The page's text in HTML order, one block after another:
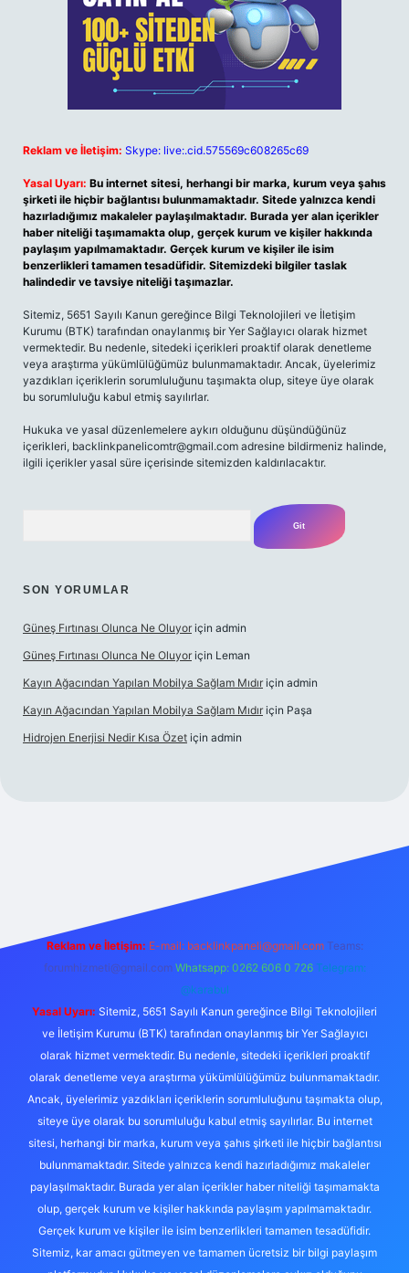
Reklam ve İletişim: Skype: live:.cid.575569c608265c69
Yasal Uyarı: Bu internet sitesi, herhangi bir marka, kurum veya şahıs
şirketi ile hiçbir bağlantısı bulunmamaktadır. Sitede yalnızca kendi
hazırladığımız makaleler paylaşılmaktadır. Burada yer alan içerikler
haber niteliği taşımamakta olup, gerçek kurum ve kişiler hakkında
paylaşım yapılmamaktadır. Gerçek kurum ve kişiler ile isim
benzerlikleri tamamen tesadüfidir. Sitemizdeki bilgiler taslak
halindedir ve tavsiye niteliği taşımazlar.
Sitemiz, 5651 Sayılı Kanun gereğince Bilgi Teknolojileri ve İletişim
Kurumu (BTK) tarafından onaylanmış bir Yer Sağlayıcı olarak hizmet
vermektedir. Bu nedenle, sitedeki içerikleri proaktif olarak denetleme
veya araştırma yükümlülüğümüz bulunmamaktadır. Ancak, üyelerimiz
yazdıkları içeriklerin sorumluluğunu taşımakta olup, siteye üye olarak
bu sorumluluğu kabul etmiş sayılırlar.
Hukuka ve yasal düzenlemelere aykırı olduğunu düşündüğünüz
içerikleri, backlinkpanelicomtr@gmail.com adresine bildirmeniz halinde,
ilgili içerikler yasal süre içerisinde sitemizden kaldırılacaktır.
SON YORUMLAR
Güneş Fırtınası Olunca Ne Oluyor için admin
Güneş Fırtınası Olunca Ne Oluyor için Leman
Kayın Ağacından Yapılan Mobilya Sağlam Mıdır için admin
Kayın Ağacından Yapılan Mobilya Sağlam Mıdır için Paşa
Hidrojen Enerjisi Nedir Kısa Özet için admin
Reklam ve İletişim: E-mail: backlinkpaneli@gmail.com Teams:
forumhizmeti@gmail.com Whatsapp: 0262 606 0 726 Telegram:
@karabul
Yasal Uyarı: Sitemiz, 5651 Sayılı Kanun gereğince Bilgi Teknolojileri
ve İletişim Kurumu (BTK) tarafından onaylanmış bir Yer Sağlayıcı
olarak hizmet vermektedir. Bu nedenle, sitedeki içerikleri proaktif
olarak denetleme veya araştırma yükümlülüğümüz bulunmamaktadır.
Ancak, üyelerimiz yazdıkları içeriklerin sorumluluğunu taşımakta olup,
siteye üye olarak bu sorumluluğu kabul etmiş sayılırlar. Bu internet
sitesi, herhangi bir marka, kurum veya şahıs şirketi ile hiçbir bağlantısı
bulunmamaktadır. Sitede yalnızca kendi hazırladığımız makaleler
paylaşılmaktadır. Burada yer alan içerikler haber niteliği taşımamakta
olup, gerçek kurum ve kişiler hakkında paylaşım yapılmamaktadır.
Gerçek kurum ve kişiler ile isim benzerlikleri tamamen tesadüfidir.
Sitemiz, kar amacı gütmeyen ve tamamen ücretsiz bir bilgi paylaşım